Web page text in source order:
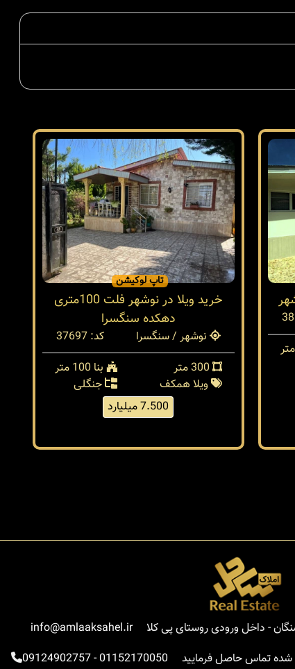
تاپ لوکیشن
خرید ویلا در نوشهر فلت 100متری
دهکده سنگسرا
نوشهر / سنگسرا
کد: 37697
بنا 100 متر
ویلا همکف
جنگلی
7.500 میلیارد
- داخل ورودی روستای پی کلا
info@amlaaksahel.ir
شده تماس حاصل فرمایید
01152170050
-
09124902757